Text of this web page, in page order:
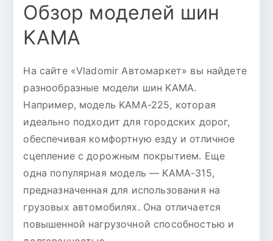
Обзор моделей шин
KAMA
На сайте «Vladomir Автомаркет» вы найдете
разнообразные модели шин KAMA.
Например, модель KAMA-225, которая
идеально подходит для городских дорог,
обеспечивая комфортную езду и отличное
сцепление с дорожным покрытием. Еще
одна популярная модель — KAMA-315,
предназначенная для использования на
грузовых автомобилях. Она отличается
повышенной нагрузочной способностью и